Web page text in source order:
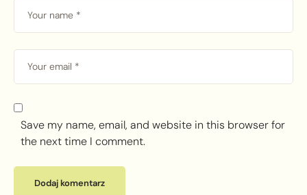
Save my name, email, and website in this browser for
the next time I comment.